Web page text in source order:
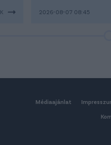
2026-08-07 08:45
Médiaajánlat